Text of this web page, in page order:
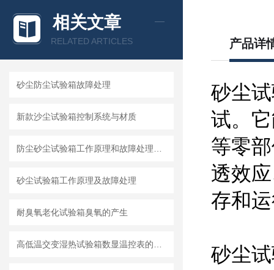
相关文章
RELATED ARTICLES
砂尘防尘试验箱故障处理
新款沙尘试验箱控制系统与材质
砂尘试验箱工作原理及故障处理
耐臭氧老化试验箱臭氧的产生
产品详
砂尘
试。
等零
透效
存和
砂尘